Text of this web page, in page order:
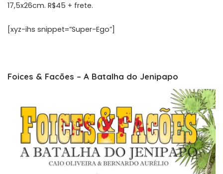
17,5x26cm. R$45 + frete.
[xyz-ihs snippet=”Super-Ego”]
Foices & Facões – A Batalha do Jenipapo